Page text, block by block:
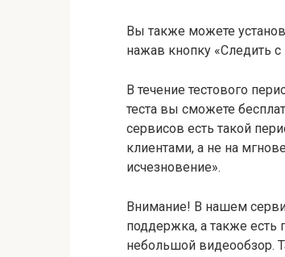
Вы также можете
нажав кнопку «Следить с
В течение тестового
теста вы сможете
сервисов есть такой
клиентами, а не на
исчезновение».
Внимание! В нашем
поддержка, а также есть
небольшой видеообзор.